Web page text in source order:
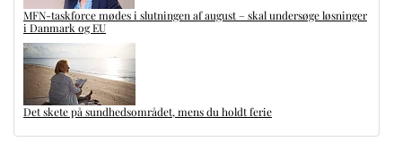
MFN-taskforce mødes i slutningen af august – skal undersøge løsninger
i Danmark og EU
Det skete på sundhedsområdet, mens du holdt ferie